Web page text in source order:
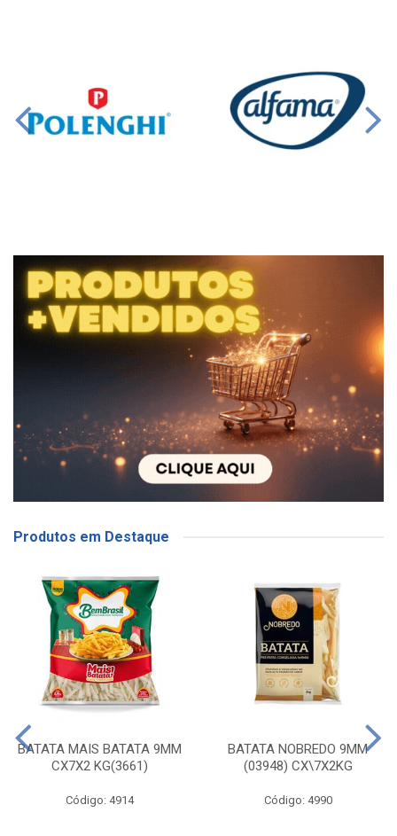
Produtos em Destaque
BATATA MAIS BATATA 9MM
CX7X2 KG(3661)
Código: 4914
BATATA NOBREDO 9MM
(03948) CX\7X2KG
Código: 4990